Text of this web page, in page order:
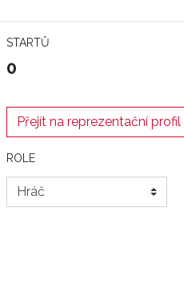
STARTŮ
0
Přejít na reprezentační profil
ROLE